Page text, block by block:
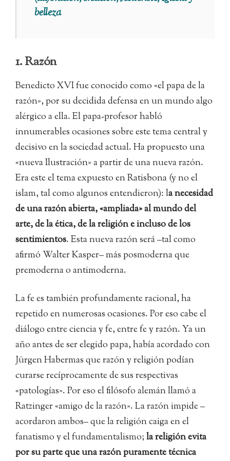
belleza
1. Razón
Benedicto XVI fue conocido como «el papa de la
razón», por su decidida defensa en un mundo algo
alérgico a ella. El papa-profesor habló
innumerables ocasiones sobre este tema central y
decisivo en la sociedad actual. Ha propuesto una
«nueva Ilustración» a partir de una nueva razón.
Era este el tema expuesto en Ratisbona (y no el
islam, tal como algunos entendieron): la necesidad
de una razón abierta, «ampliada» al mundo del
arte, de la ética, de la religión e incluso de los
sentimientos. Esta nueva razón será –tal como
afirmó Walter Kasper– más posmoderna que
premoderna o antimoderna.
La fe es también profundamente racional, ha
repetido en numerosas ocasiones. Por eso cabe el
diálogo entre ciencia y fe, entre fe y razón. Ya un
año antes de ser elegido papa, había acordado con
Jürgen Habermas que razón y religión podían
curarse recíprocamente de sus respectivas
«patologías». Por eso el filósofo alemán llamó a
Ratzinger «amigo de la razón». La razón impide –
acordaron ambos– que la religión caiga en el
fanatismo y el fundamentalismo;la religión evita
por su parte que una razón puramente técnica